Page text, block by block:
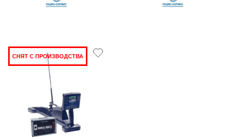
СНЯТ С ПРОИЗВОДСТВА